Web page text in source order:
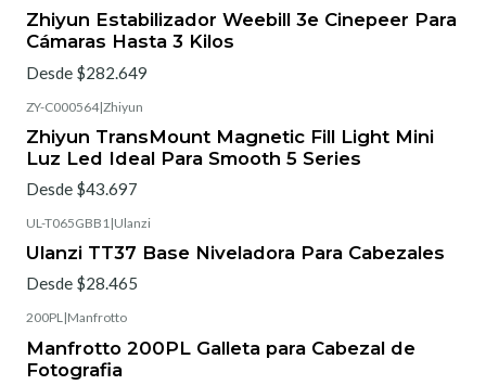
Zhiyun Estabilizador Weebill 3e Cinepeer Para
Cámaras Hasta 3 Kilos
Desde $282.649
ZY-C000564|Zhiyun
Zhiyun TransMount Magnetic Fill Light Mini
Luz Led Ideal Para Smooth 5 Series
Desde $43.697
UL-T065GBB1 |Ulanzi
Ulanzi TT37 Base Niveladora Para Cabezales
Desde $28.465
200PL|Manfrotto
Manfrotto 200PL Galleta para Cabezal de
Fotografia